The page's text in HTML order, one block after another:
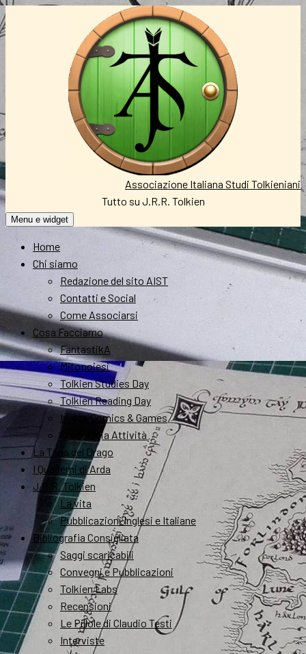
Vai
al
Associazione Italiana Studi Tolkieniani
Tutto su J.R.R. Tolkien
Menu e widget
Home
Chi siamo
Redazione del sito AIST
Contatti e Social
Come Associarsi
Cosa Facciamo
FantastikA
Mitopoiesi
Tolkien Studies Day
Tolkien Reading Day
Lucca Comics & Games
Cronologia Attività
La Tana del Drago
I Quaderni di Arda
J.R.R. Tolkien
La vita
Pubblicazioni Inglesi e Italiane
Bibliografia Consigliata
Saggi scaricabili
Convegni e Pubblicazioni
Tolkien Labs
Recensioni
Le Pillole di Claudio Testi
Interviste